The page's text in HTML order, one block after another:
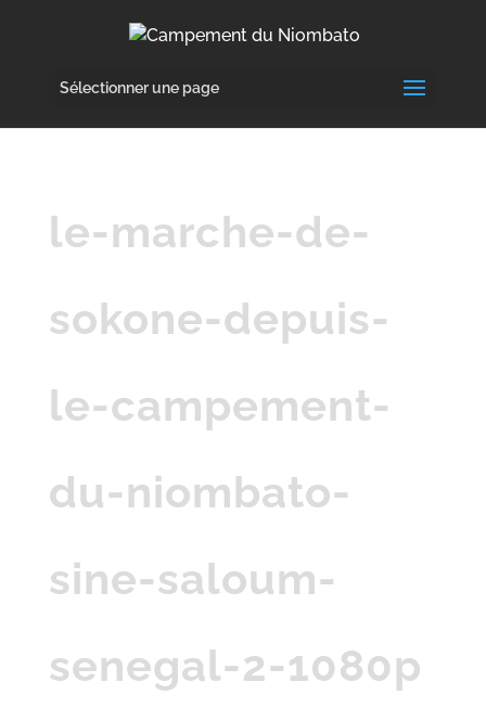
Sélectionner une page
le-marche-de-
sokone-depuis-
le-campement-
du-niombato-
sine-saloum-
senegal-2-1080p